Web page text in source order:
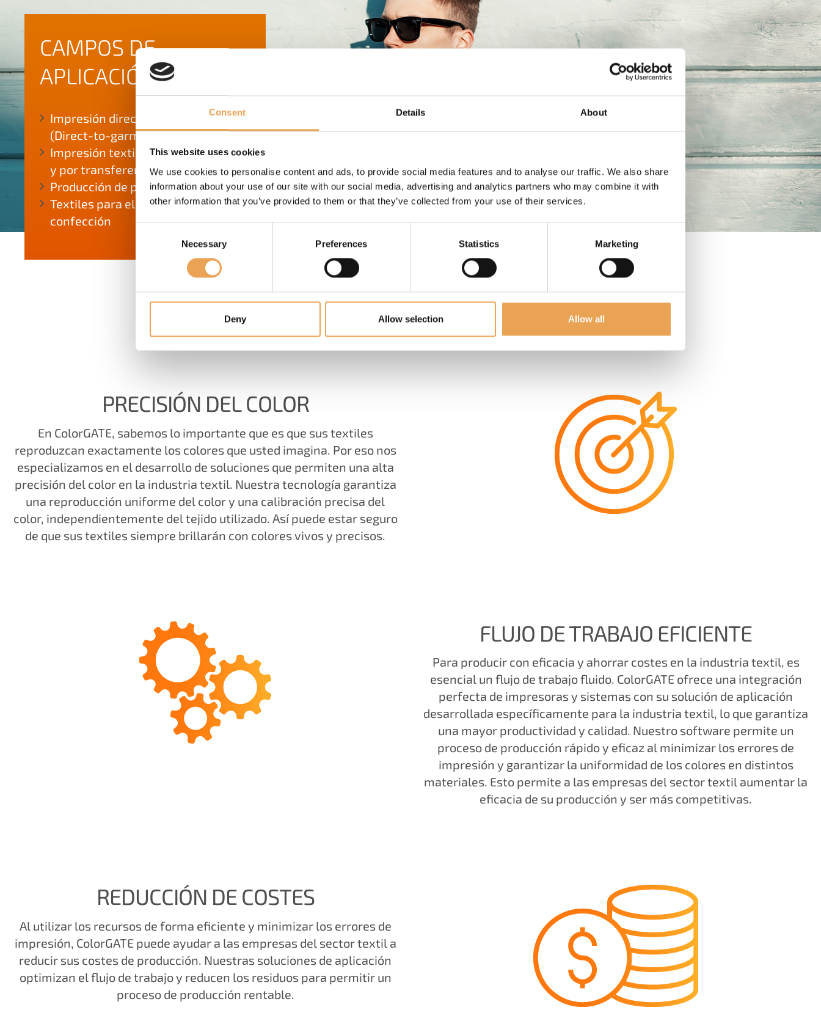
Consent Details About
This website uses cookies
We use cookies to personalise content and ads, to provide social media features and to analyse our traffic. We also share
information about your use of our site with our social media, advertising and analytics partners who may combine it with
other information that you’ve provided to them or that they’ve collected from your use of their services.
Necessary Preferences Statistics Marketing
Deny Allow selection Allow all
CAMPOS DE
APLICACIÓN
Impresión directa sobre prenda
(Direct-to-garment)
Impresión textil rollo a rollo (directa
y por transferencia)
Producción de piezas cortadas
Textiles para el hogar, moda y
confección
OPTIMIZACIÓN DE LA PRODUCCIÓN TEXTIL
PRECISIÓN DEL COLOR
En ColorGATE, sabemos lo importante que es que sus textiles
reproduzcan exactamente los colores que usted imagina. Por eso nos
especializamos en el desarrollo de soluciones que permiten una alta
precisión del color en la industria textil. Nuestra tecnología garantiza
una reproducción uniforme del color y una calibración precisa del
color, independientemente del tejido utilizado. Así puede estar seguro
de que sus textiles siempre brillarán con colores vivos y precisos.
FLUJO DE TRABAJO EFICIENTE
Para producir con eficacia y ahorrar costes en la industria textil, es
esencial un flujo de trabajo fluido. ColorGATE ofrece una integración
perfecta de impresoras y sistemas con su solución de aplicación
desarrollada específicamente para la industria textil, lo que garantiza
una mayor productividad y calidad. Nuestro software permite un
proceso de producción rápido y eficaz al minimizar los errores de
impresión y garantizar la uniformidad de los colores en distintos
materiales. Esto permite a las empresas del sector textil aumentar la
eficacia de su producción y ser más competitivas.
REDUCCIÓN DE COSTES
Al utilizar los recursos de forma eficiente y minimizar los errores de
impresión, ColorGATE puede ayudar a las empresas del sector textil a
reducir sus costes de producción. Nuestras soluciones de aplicación
optimizan el flujo de trabajo y reducen los residuos para permitir un
proceso de producción rentable.